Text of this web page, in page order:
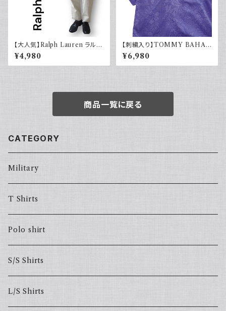
【大人気】Ralph Lauren ラルフ
ローレン チノパン アイボリー
¥4,980
【刺繍入り】TOMMY BAHA
MA トミーバハマ オープンカラ
ーシャツ シルク100％ 開禁 古
着 アメカジ パープル
¥6,980
商品一覧に戻る
CATEGORY
Military
T Shirts
Polo shirt
S/S Shirts
L/S Shirts